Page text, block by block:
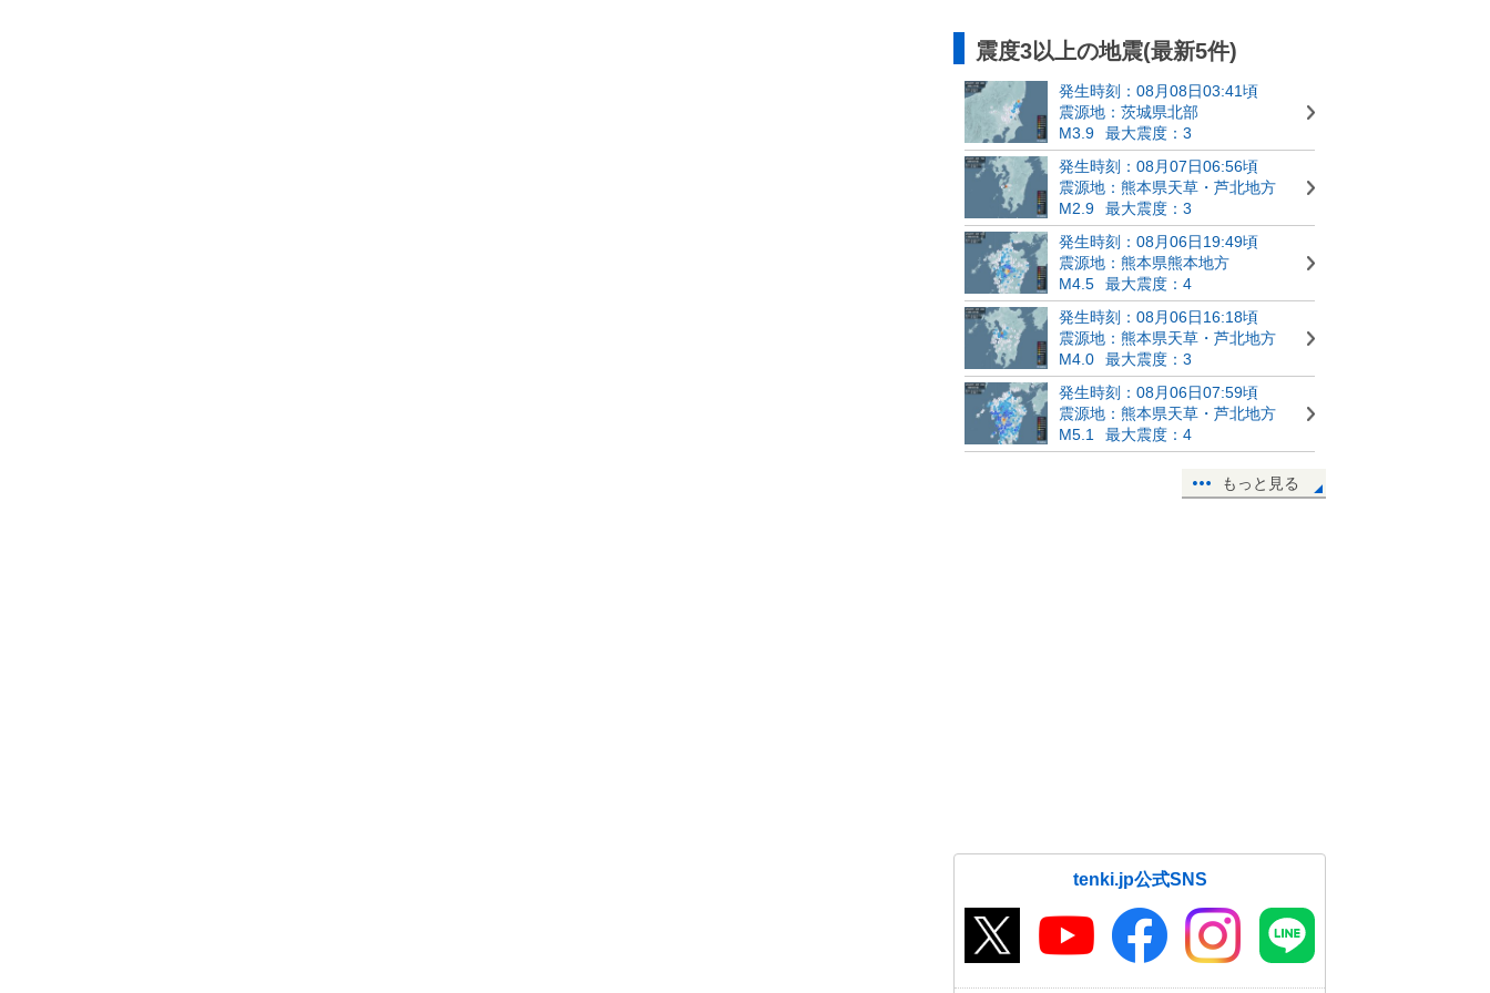
震度3以上の地震(最新5件)
発生時刻：08月08日03:41頃
震源地：茨城県北部
M3.9
最大震度：3
発生時刻：08月07日06:56頃
震源地：熊本県天草・芦北地方
M2.9
最大震度：3
発生時刻：08月06日19:49頃
震源地：熊本県熊本地方
M4.5
最大震度：4
発生時刻：08月06日16:18頃
震源地：熊本県天草・芦北地方
M4.0
最大震度：3
発生時刻：08月06日07:59頃
震源地：熊本県天草・芦北地方
M5.1
最大震度：4
もっと見る
tenki.jp公式SNS